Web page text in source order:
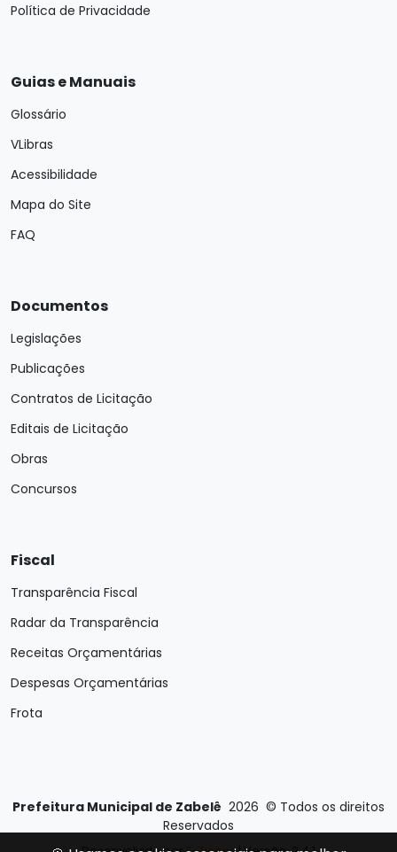
Política de Privacidade
Guias e Manuais
Glossário
VLibras
Acessibilidade
Mapa do Site
FAQ
Documentos
Legislações
Publicações
Contratos de Licitação
Editais de Licitação
Obras
Concursos
Fiscal
Transparência Fiscal
Radar da Transparência
Receitas Orçamentárias
Despesas Orçamentárias
Frota
Prefeitura Municipal de Zabelê 2026 © Todos os direitos
Reservados